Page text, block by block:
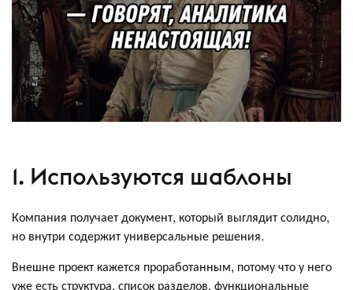
1. Используются шаблоны
Компания получает документ, который выглядит солидно,
но внутри содержит универсальные решения.
Внешне проект кажется проработанным, потому что у него
уже есть структура, список разделов, функциональные